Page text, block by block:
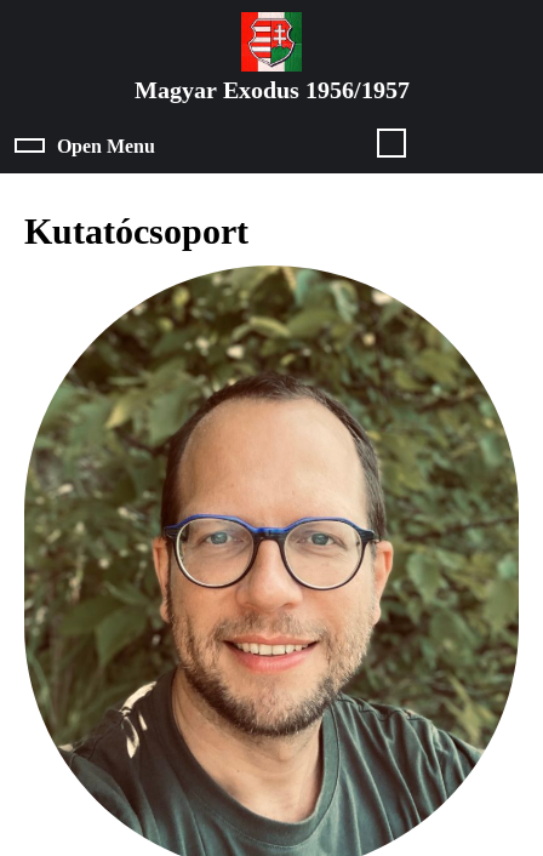
Magyar Exodus 1956/1957
Open MenuOpen
Menu
Kutatócsoport